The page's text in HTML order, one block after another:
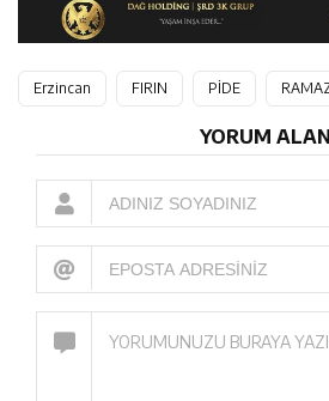
Erzincan FIRIN PİDE
YORUM